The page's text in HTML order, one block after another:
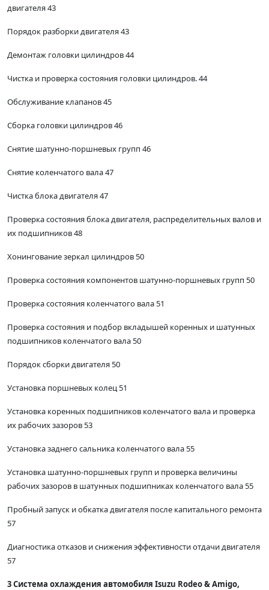
двигателя 43
Порядок разборки двигателя 43
Демонтаж головки цилиндров 44
Чистка и проверка состояния головки цилиндров. 44
Обслуживание клапанов 45
Сборка головки цилиндров 46
Снятие шатунно-поршневых групп 46
Снятие коленчатого вала 47
Чистка блока двигателя 47
Проверка состояния блока двигателя, распределительных валов и
их подшипников 48
Хонингование зеркал цилиндров 50
Проверка состояния компонентов шатунно-поршневых групп 50
Проверка состояния коленчатого вала 51
Проверка состояния и подбор вкладышей коренных и шатунных
подшипников коленчатого вала 50
Порядок сборки двигателя 50
Установка поршневых колец 51
Установка коренных подшипников коленчатого вала и проверка
их рабочих зазоров 53
Установка заднего сальника коленчатого вала 55
Установка шатунно-поршневых групп и проверка величины
рабочих зазоров в шатунных подшипниках коленчатого вала 55
Пробный запуск и обкатка двигателя после капитального ремонта
57
Диагностика отказов и снижения эффективности отдачи двигателя
57
3 Система охлаждения автомобиля Isuzu Rodeo & Amigo,